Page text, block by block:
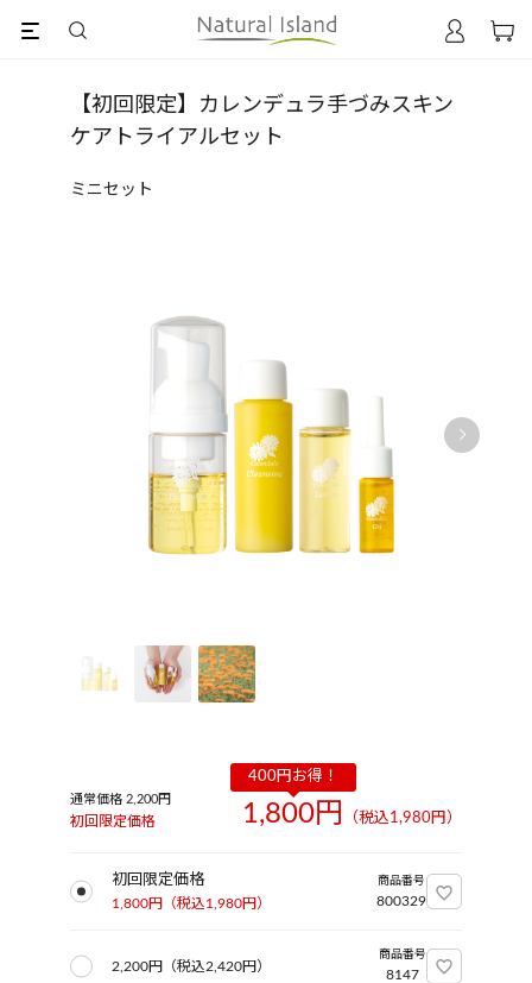
【初回限定】カレンデュラ手づみスキン
ケアトライアルセット
ミニセット
通常価格 2,200円
初回限定価格 1,800円 （税込1,980円）
初回限定価格
1,800円 （税込1,980円）
商品番号
800329
2,200円 （税込2,420円）
商品番号
8147